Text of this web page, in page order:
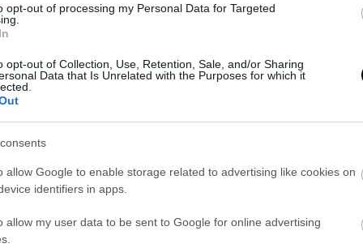
opt-out of processing my Personal Data for Targeted
opt-out of Collection, Use, Retention, Sale, and/or Sharing
Data that Is Unrelated with the Purposes for which it
allow Google to enable storage related to advertising like cookies on
identifiers in apps.
allow my user data to be sent to Google for online advertising
φρούτων, λαχανικών, οσπρίων,
και ξηρών καρπών συμβάλλει στη διατήρηση
και ανθεκτικού μικροβιώματος.
ίδια, ο συνδυασμός φυσικά ζυμωμένων
διατροφής αποτελεί την πιο
την ενίσχυση της εντερικής υγείας, με το
το κίμτσι να ξεχωρίζουν ως εύκολες και